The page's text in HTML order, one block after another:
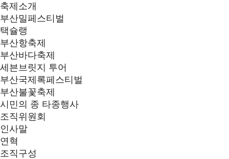
축제소개
부산밀페스티벌
택슐랭
부산항축제
부산바다축제
세븐브릿지 투어
부산국제록페스티벌
부산불꽃축제
시민의 종 타종행사
조직위원회
인사말
연혁
조직구성